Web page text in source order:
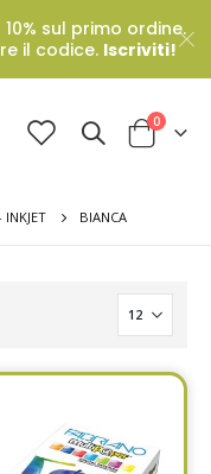
sul primo ordine.
il codice. Iscriviti!
Cart
0Prodotti
INKJET BIANCA